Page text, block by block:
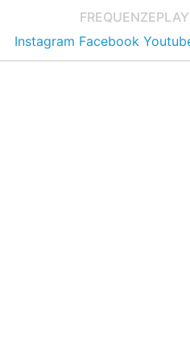
FREQUENZE
Instagram Facebook